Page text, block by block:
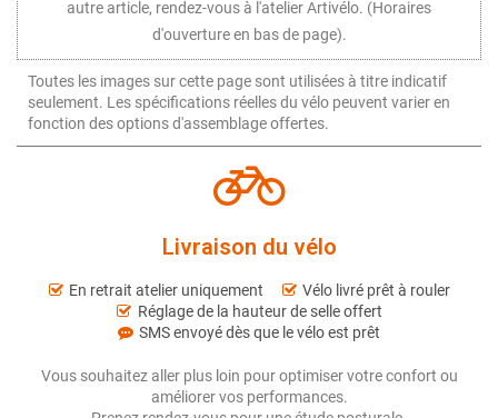
autre article, rendez-vous à l'atelier Artivélo. (Horaires
d'ouverture en bas de page).
Toutes les images sur cette page sont utilisées à titre indicatif
seulement. Les spécifications réelles du vélo peuvent varier en
fonction des options d'assemblage offertes.
Livraison du vélo
En retrait atelier uniquement
Vélo livré prêt à rouler
Réglage de la hauteur de selle offert
SMS envoyé dès que le vélo est prêt
Vous souhaitez aller plus loin pour optimiser votre confort ou
améliorer vos performances.